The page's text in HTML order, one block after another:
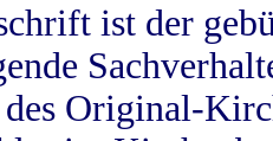
ist der
Original-